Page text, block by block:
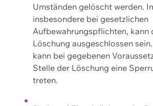
Umständen gelöscht werden.
insbesondere bei gesetzlichen
Aufbewahrungspflichten, kann
Löschung ausgeschlossen
kann bei gegebenen
Stelle der Löschung eine
treten.